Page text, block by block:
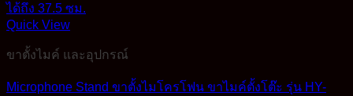
Quick View
ขาตั้งไมค์ และอุปกรณ์
Microphone Stand ขาตั้งไมโครโฟน ขาไมค์ตั้งโต๊ะ รุ่น HY-